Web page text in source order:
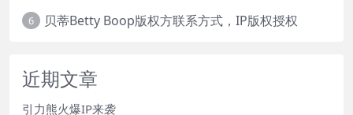
6 贝蒂Betty Boop版权方联系方式，IP版权授权
近期文章
引力熊火爆IP来袭